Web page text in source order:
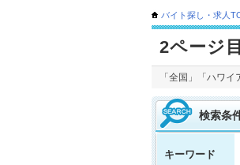
バイト探し・求人
2ページ
「全国」「ハワ
検索条
キーワード